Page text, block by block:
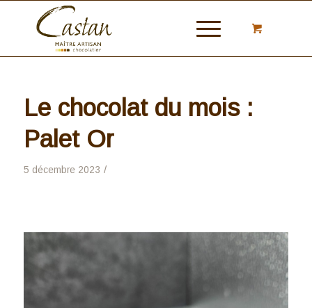
Le chocolat du mois :
Palet Or
5 décembre 2023 /